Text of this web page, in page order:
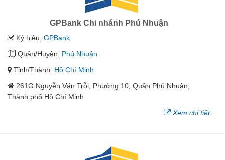
GPBank Chi nhánh Phú Nhuận
Ký hiệu: GPBank
Quận/Huyện: Phú Nhuận
Tỉnh/Thành: Hồ Chí Minh
261G Nguyễn Văn Trỗi, Phường 10, Quận Phú Nhuận,
Thành phố Hồ Chí Minh
Xem chi tiết